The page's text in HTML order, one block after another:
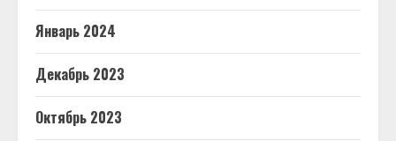
Январь 2024
Декабрь 2023
Октябрь 2023